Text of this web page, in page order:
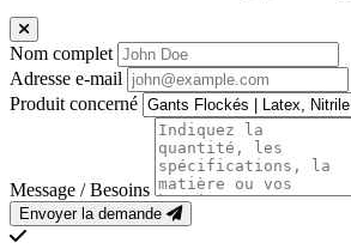
Nom complet
Adresse e-mail
Produit concerné
Message / Besoins
Envoyer la demande